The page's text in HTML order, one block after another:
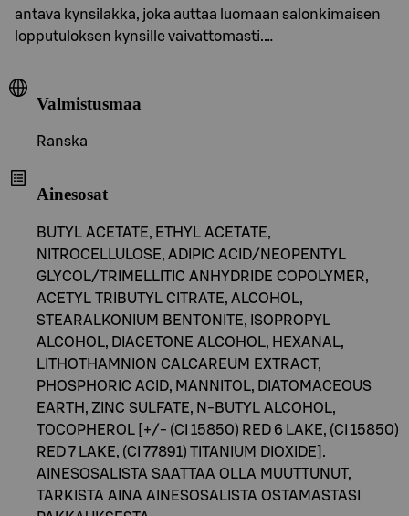
antava kynsilakka, joka auttaa luomaan salonkimaisen
lopputuloksen kynsille vaivattomasti.…
Valmistusmaa
Ranska
Ainesosat
BUTYL ACETATE, ETHYL ACETATE,
NITROCELLULOSE, ADIPIC ACID/NEOPENTYL
GLYCOL/TRIMELLITIC ANHYDRIDE COPOLYMER,
ACETYL TRIBUTYL CITRATE, ALCOHOL,
STEARALKONIUM BENTONITE, ISOPROPYL
ALCOHOL, DIACETONE ALCOHOL, HEXANAL,
LITHOTHAMNION CALCAREUM EXTRACT,
PHOSPHORIC ACID, MANNITOL, DIATOMACEOUS
EARTH, ZINC SULFATE, N-BUTYL ALCOHOL,
TOCOPHEROL [+/- (CI 15850) RED 6 LAKE, (CI 15850)
RED 7 LAKE, (CI 77891) TITANIUM DIOXIDE].
AINESOSALISTA SAATTAA OLLA MUUTTUNUT,
TARKISTA AINA AINESOSALISTA OSTAMASTASI